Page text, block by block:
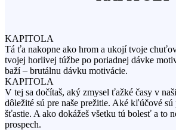
KAPITOLA
Tá ťa nakopne ako hrom a ukojí tvoje
tvojej horlivej túžbe po poriadnej dávke
baží – brutálnu dávku motivácie.
KAPITOLA
V tej sa dočítaš, aký zmysel ťažké časy v
dôležité sú pre naše prežitie. Aké kľúčové sú
šťastie. A ako dokážeš všetku tú bolesť a to
prospech.